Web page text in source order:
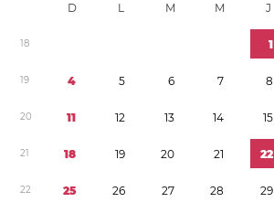
D L M M J
18 1
19 4 5 6 7 8
20 11 12 13 14 15
21 18 19 20 21 22
22 25 26 27 28 29